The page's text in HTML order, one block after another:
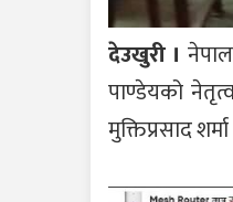
देउखुरी ।
पाण्डेयको
मुक्तिप्रसाद